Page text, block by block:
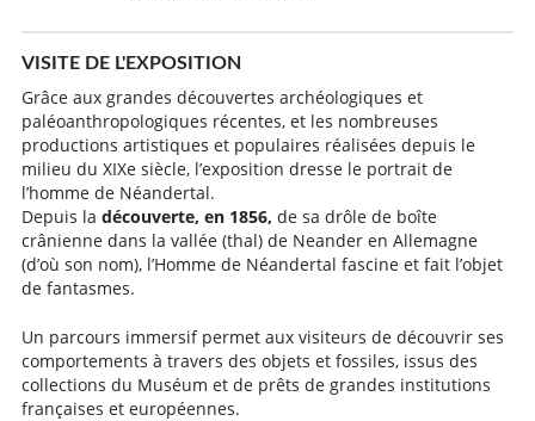
VISITE DE L'EXPOSITION
Grâce aux grandes découvertes archéologiques et
paléoanthropologiques récentes, et les nombreuses
productions artistiques et populaires réalisées depuis le
milieu du XIXe siècle, l’exposition dresse le portrait de
l’homme de Néandertal.
Depuis la découverte, en 1856, de sa drôle de boîte
crânienne dans la vallée (thal) de Neander en Allemagne
(d’où son nom), l’Homme de Néandertal fascine et fait l’objet
de fantasmes.
Un parcours immersif permet aux visiteurs de découvrir ses
comportements à travers des objets et fossiles, issus des
collections du Muséum et de prêts de grandes institutions
françaises et européennes.